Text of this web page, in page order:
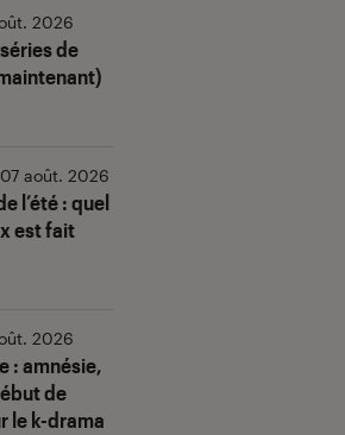
de
2026
l’été : quel
est fait
07 août. 2026
: amnésie,
de
le k-drama
2026